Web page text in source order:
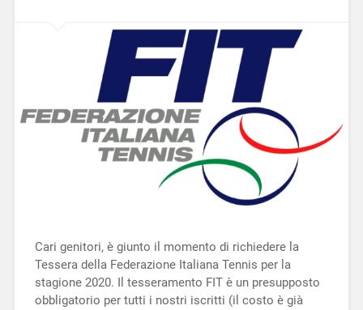
Cari genitori, è giunto il momento di richiedere la
Tessera della Federazione Italiana Tennis per la
stagione 2020. Il tesseramento FIT è un presupposto
obbligatorio per tutti i nostri iscritti (il costo è già